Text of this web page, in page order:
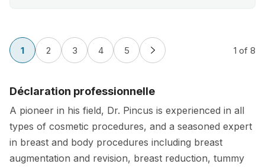
1 2 3 4 5 1 of 8
Déclaration professionnelle
A pioneer in his field, Dr. Pincus is experienced in all
types of cosmetic procedures, and a seasoned expert
in breast and body procedures including breast
augmentation and revision, breast reduction, tummy